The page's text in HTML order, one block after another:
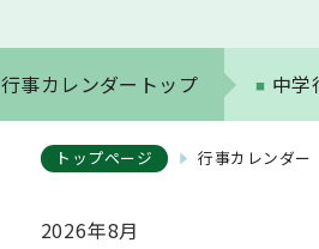
行事カレンダートップ 中学
トップページ 行事カレンダー
2026年8月